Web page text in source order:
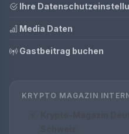
Ihre
Media Daten
Gastbeitrag buchen
KRYPTO MAGAZIN